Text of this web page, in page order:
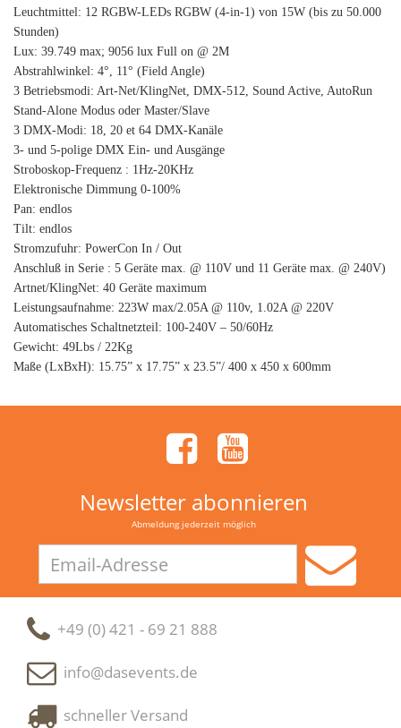
Leuchtmittel: 12 RGBW-LEDs RGBW (4-in-1) von 15W (bis zu 50.000
Stunden)
Lux: 39.749 max; 9056 lux Full on @ 2M
Abstrahlwinkel: 4°, 11° (Field Angle)
3 Betriebsmodi: Art-Net/KlingNet, DMX-512, Sound Active, AutoRun
Stand-Alone Modus oder Master/Slave
3 DMX-Modi: 18, 20 et 64 DMX-Kanäle
3- und 5-polige DMX Ein- und Ausgänge
Stroboskop-Frequenz : 1Hz-20KHz
Elektronische Dimmung 0-100%
Pan: endlos
Tilt: endlos
Stromzufuhr: PowerCon In / Out
Anschluß in Serie : 5 Geräte max. @ 110V und 11 Geräte max. @ 240V)
Artnet/KlingNet: 40 Geräte maximum
Leistungsaufnahme: 223W max/2.05A @ 110v, 1.02A @ 220V
Automatisches Schaltnetzteil: 100-240V – 50/60Hz
Gewicht: 49Lbs / 22Kg
Maße (LxBxH): 15.75” x 17.75” x 23.5”/ 400 x 450 x 600mm
Newsletter abonnieren
Abmeldung jederzeit möglich
Adresse
+49 (0) 421 - 69 21 888
info@dasevents.de
schneller Versand